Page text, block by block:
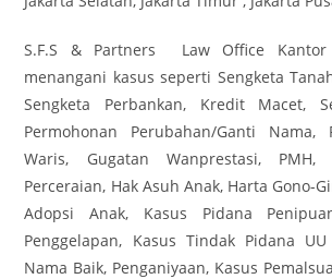
S.F.S & Partners Law Office Kantor
menangani kasus seperti Sengketa
Sengketa Perbankan, Kredit Macet,
Permohonan Perubahan/Ganti Nama,
Waris, Gugatan Wanprestasi, PMH,
Perceraian, Hak Asuh Anak, Harta Gono-
Adopsi Anak, Kasus Pidana
Penggelapan, Kasus Tindak Pidana UU
Nama Baik, Penganiyaan, Kasus